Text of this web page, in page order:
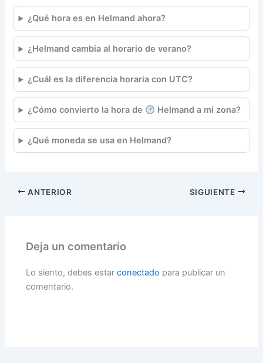
¿Qué hora es en Helmand ahora?
¿Helmand cambia al horario de verano?
¿Cuál es la diferencia horaria con UTC?
¿Cómo convierto la hora de Helmand a mi zona?
¿Qué moneda se usa en Helmand?
ANTERIOR SIGUIENTE
Deja un comentario
Lo siento, debes estarconectado para publicar un
comentario.